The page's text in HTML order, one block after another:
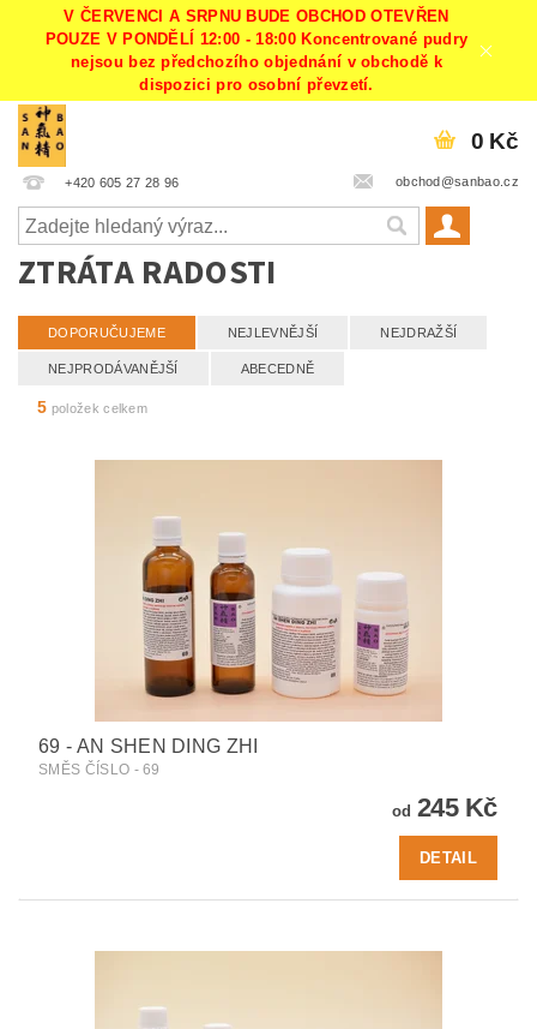
V ČERVENCI A SRPNU BUDE OBCHOD OTEVŘEN
POUZE V PONDĚLÍ 12:00 - 18:00 Koncentrované pudry
nejsou bez předchozího objednání v obchodě k
dispozici pro osobní převzetí.
+420 605 27 28 96 obchod@sanbao.cz
0 Kč
ZTRÁTA RADOSTI
DOPORUČUJEME NEJLEVNĚJŠÍ NEJDRAŽŠÍ
NEJPRODÁVANĚJŠÍ ABECEDNĚ
5 položek celkem
69 - AN SHEN DING ZHI
SMĚS ČÍSLO - 69
od 245 Kč
DETAIL